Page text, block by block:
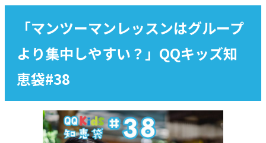
「マンツーマンレッスンはグループ
より集中しやすい？」QQキッズ知
恵袋#38